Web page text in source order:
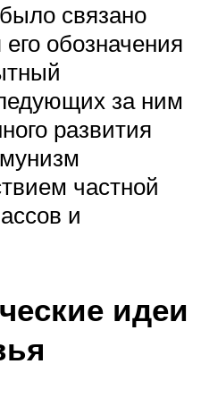
связано
обозначения
за ним
развития
частной
и
идеи